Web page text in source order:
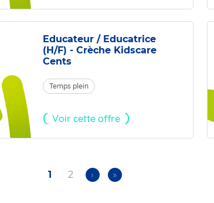
Educateur / Educatrice
(H/F) - Crèche Kidscare
Cents
Temps plein
Voir cette offre
Current
1 Page
2
Next
›
Last
»